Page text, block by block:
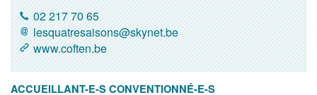
02 217 70 65
lesquatresaisons@skynet.be
www.coften.be
ACCUEILLANT-E-S CONVENTIONNÉ-E-S